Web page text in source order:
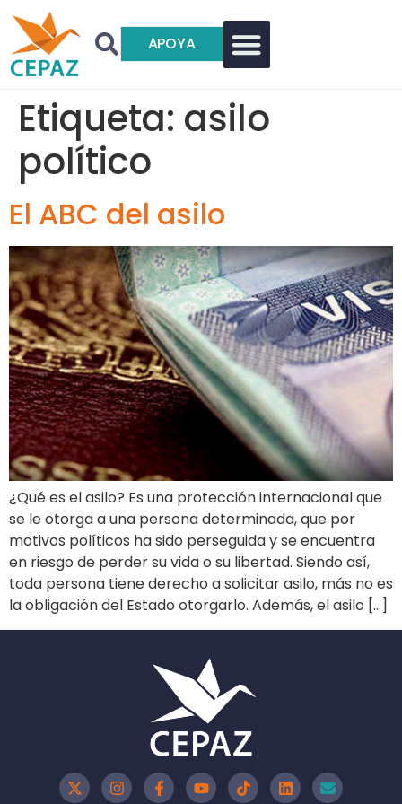
APOYA
Etiqueta: asilo
político
El ABC del asilo
¿Qué es el asilo? Es una protección internacional que
se le otorga a una persona determinada, que por
motivos políticos ha sido perseguida y se encuentra
en riesgo de perder su vida o su libertad. Siendo así,
toda persona tiene derecho a solicitar asilo, más no es
la obligación del Estado otorgarlo. Además, el asilo […]